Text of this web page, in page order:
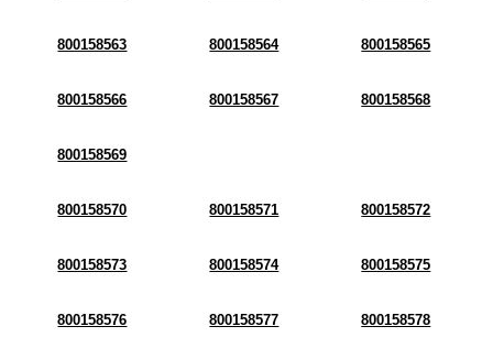
800158563 800158564 800158565
800158566 800158567 800158568
800158569
800158570 800158571 800158572
800158573 800158574 800158575
800158576 800158577 800158578